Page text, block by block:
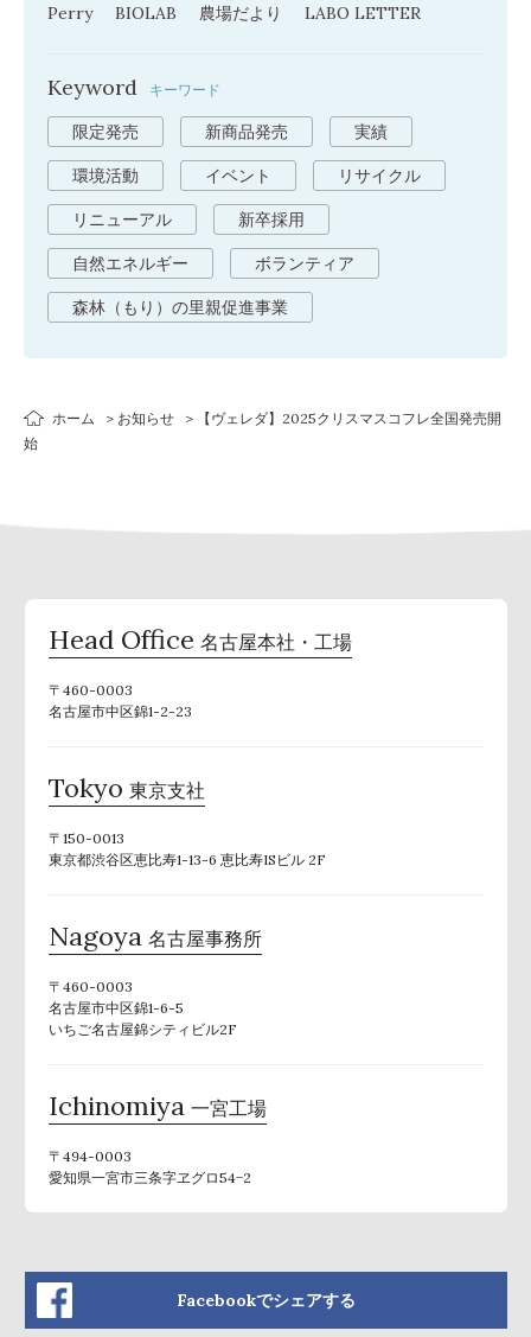
Perry
BIOLAB 農場だより LABO LETTER
Keyword キーワード
限定発売 新商品発売 実績
環境活動 イベント リサイクル
リニューアル 新卒採用
自然エネルギー ボランティア
森林（もり）の里親促進事業
ホーム お知らせ
【ヴェレダ】2025クリスマスコフレ全国発売開
始
Head Office 名古屋本社・工場
〒460-0003
名古屋市中区錦1-2-23
Tokyo 東京支社
〒150-0013
東京都渋谷区恵比寿1-13-6 恵比寿ISビル 2F
Nagoya 名古屋事務所
〒460-0003
名古屋市中区錦1-6-5
いちご名古屋錦シティビル2F
Ichinomiya 一宮工場
〒494-0003
愛知県一宮市三条字ヱグロ54−2
Facebookでシェアする